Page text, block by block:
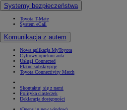
Systemy bezpieczeństwa
Toyota T-Mate
System eCall
Komunikacja z autem
Nowa aplikacja MyToyota
Cyfrowy opiekun auta
Usługi Connected
Płatne subskrypcje
Toyota Connectivity Match
Skontaktuj się z nami
Polityka ciasteczek
Deklaracja dostępności